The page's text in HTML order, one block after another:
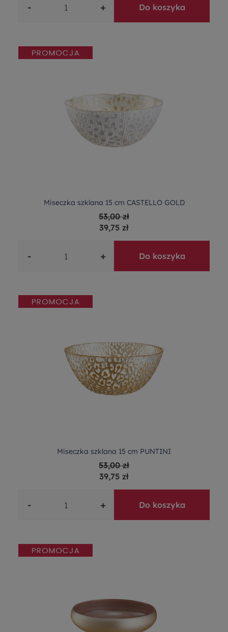
- + Do koszyka
Miseczka szklana 15 cm CASTELLO GOLD
53,00 zł
39,75 zł
- + Do koszyka
Miseczka szklana 15 cm PUNTINI
53,00 zł
39,75 zł
- + Do koszyka